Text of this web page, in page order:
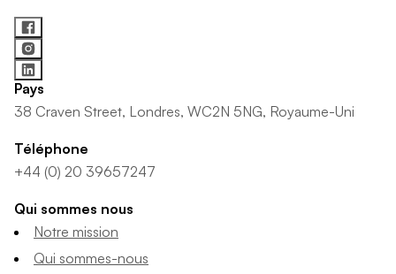
Pays
38 Craven Street, Londres, WC2N 5NG, Royaume-Uni
Téléphone
+44 (0) 20 39657247
Qui sommes nous
Notre mission
Qui sommes-nous